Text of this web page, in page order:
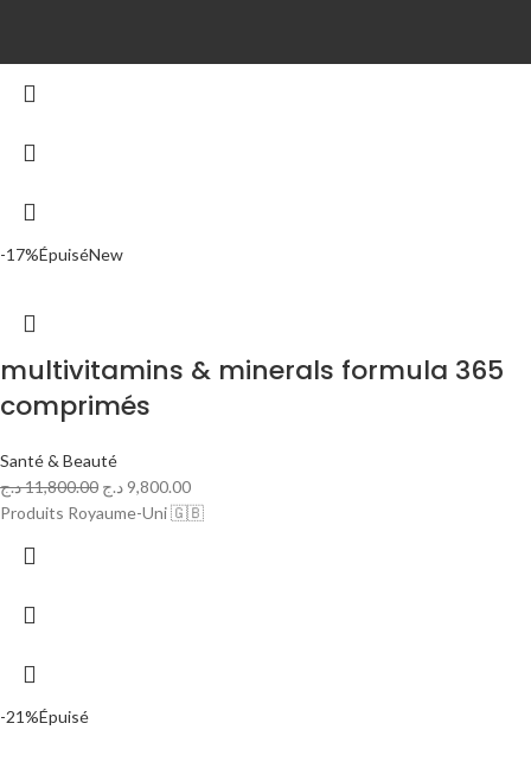
-17%ÉpuiséNew
multivitamins & minerals formula 365
comprimés
Santé & Beauté
11,800.00د.ج 9,800.00 د.ج
Produits Royaume-Uni 🇬🇧
-21%Épuisé